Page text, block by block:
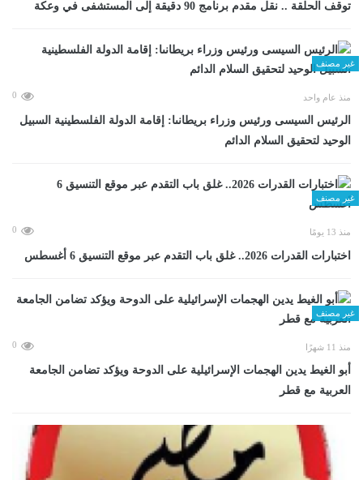
توقف الحلقة .. نقل مقدم برنامج 90 دقيقة إلى المستشفى في وعكة
غير مصنف
منذ عام واحد 0
الرئيس السيسى ورئيس وزراء بريطانىا: إقامة الدولة الفلسطينية السبيل
الوحيد لتحقيق السلام الدائم
غير مصنف
منذ 13 يومًا 0
اختبارات القدرات 2026.. غلق باب التقدم عبر موقع التنسيق 6 أغسطس
غير مصنف
منذ 11 شهرًا 0
أبو الغيط يدين الهجمات الإسرائيلية على الدوحة ويؤكد تضامن الجامعة
العربية مع قطر